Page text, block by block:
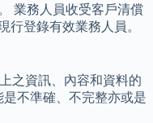
業務人員收受客戶清償
行登錄有效業務人員。
之資訊、內容和資料的
不準確、不完整亦或是